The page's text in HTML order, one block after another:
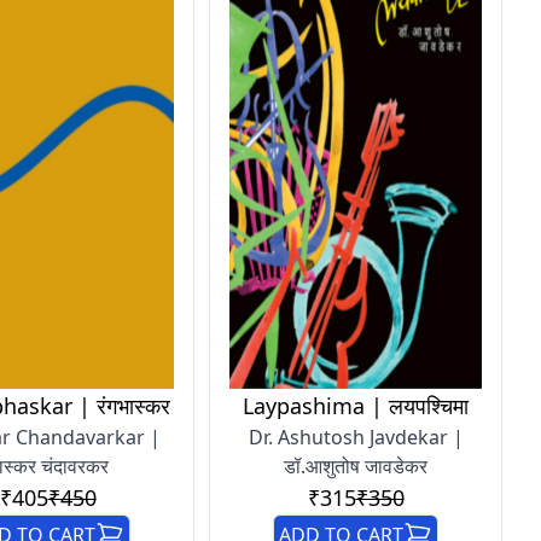
| रंगभास्कर
Chandavarkar |
चंदावरकर
₹405₹450
TO CART
Laypashima | लयपश्चिमा
Dr. Ashutosh Javdekar |
डॉ.आशुतोष जावडेकर
₹315₹350
ADD TO CART